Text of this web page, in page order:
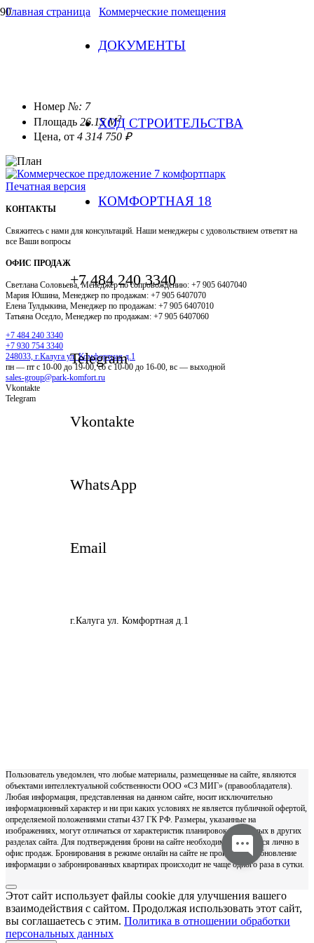
ДОКУМЕНТЫ
ХОД СТРОИТЕЛЬСТВА
КОМФОРТНАЯ 18
+7 484 240 3340
Telegram
Vkontakte
WhatsApp
Email
г.Калуга ул. Комфортная д.1
Главная страница Коммерческие помещения
Номер №: 7
Площадь 26.15 М2
Цена, от 4 314 750 ₽
Печатная версия
КОНТАКТЫ
Свяжитесь с нами для консультаций. Наши менеджеры с удовольствием ответят на
все Ваши вопросы
ОФИС ПРОДАЖ
Светлана Соловьева, Менеджер по сопровождению: +7 905 6407040
Мария Юшина, Менеджер по продажам: +7 905 6407070
Елена Тулдыкина, Менеджер по продажам: +7 905 6407010
Татьяна Оседло, Менеджер по продажам: +7 905 6407060
+7 484 240 3340
+7 930 754 3340
248033, г.Калуга ул. Комфортная д.1
пн — пт с 10-00 до 19-00, сб с 10-00 до 16-00, вс — выходной
sales-group@park-komfort.ru
Vkontakte
Telegram
Пользователь уведомлен, что любые материалы, размещенные на сайте, являются
объектами интеллектуальной собственности ООО «СЗ МИГ» (правообладателя).
Любая информация, представленная на данном сайте, носит исключительно
информационный характер и ни при каких условиях не является публичной офертой,
определяемой положениями статьи 437 ГК РФ. Размеры, указанные на
изображениях, могут отличаться от характеристик планировок, указанных в других
разделах сайта. Для подтверждения брони на сайте необходимо обратиться лично в
офис продаж. Бронирования в режиме онлайн на сайте не происходит. Обновление
информации о забронированных квартирах происходит не чаще одного раза в сутки.
Этот сайт использует файлы cookie для улучшения вашего
взаимодействия с сайтом. Продолжая использовать этот сайт,
вы соглашаетесь с этим. Политика в отношении обработки
персональных данных